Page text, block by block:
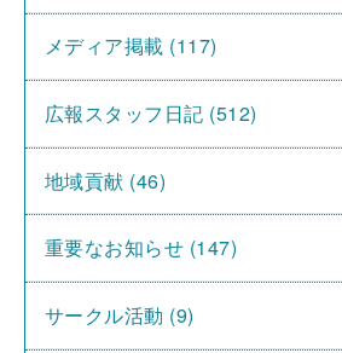
メディア掲載 (117)
広報スタッフ日記 (512)
地域貢献 (46)
重要なお知らせ (147)
サークル活動 (9)